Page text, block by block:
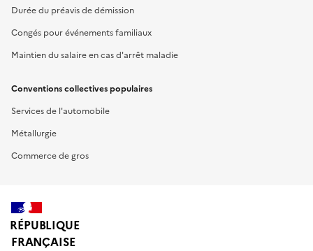
Durée du préavis de démission
Congés pour événements familiaux
Maintien du salaire en cas d'arrêt maladie
Conventions collectives populaires
Services de l'automobile
Métallurgie
Commerce de gros
RÉPUBLIQUE
FRANÇAISE